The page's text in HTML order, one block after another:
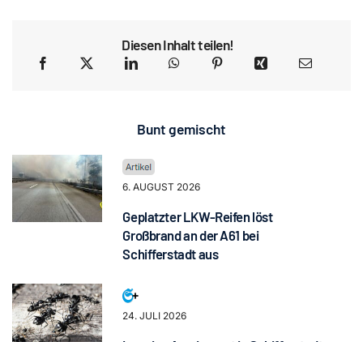
Diesen Inhalt teilen!
Bunt gemischt
6. AUGUST 2026
Geplatzter LKW-Reifen löst
Großbrand an der A61 bei
Schifferstadt aus
24. JULI 2026